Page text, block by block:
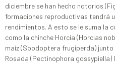
diciembre se han hecho notorios
formaciones reproductivas tendrá
rendimientos. A esto se le suma la
como la chinche Horcia (Horcias
maíz (Spodoptera frugiperda)
Rosada (Pectinophora gossypiella)